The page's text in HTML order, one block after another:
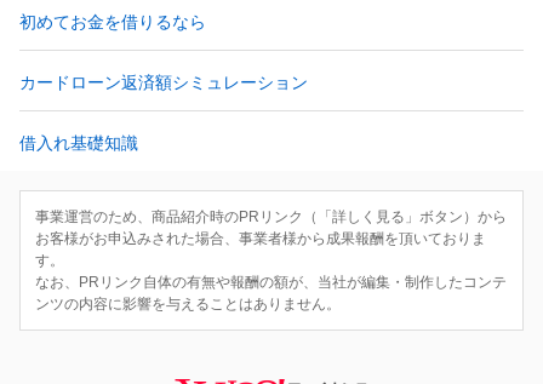
初めてお金を借りるなら
カードローン返済額シミュレーション
借入れ基礎知識
事業運営のため、商品紹介時のPRリンク（「詳しく見る」ボタン）から
お客様がお申込みされた場合、事業者様から成果報酬を頂いておりま
す。
なお、PRリンク自体の有無や報酬の額が、当社が編集・制作したコンテ
ンツの内容に影響を与えることはありません。